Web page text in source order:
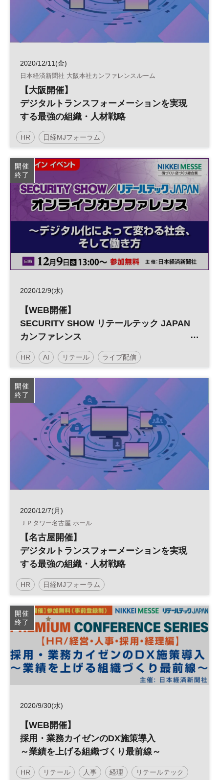
2020/12/11(金)
日本経済新聞社 大阪本社カンファレンスルーム
【大阪開催】
デジタルトランスフォーメーションを実現
する最強の組織・人材戦略
HR 日経MJフォーラム
デジタルトランスフォーメーション 人事 人材
組織
開催
終了
2020/12/9(水)
【WEB開催】
SECURITY SHOW リテールテック JAPAN
カンファレンス
～デジタル化によって変わる社会、そして
働き方
HR AI リテール ライブ配信
デジタルトランスフォーメーション 人工知能 IoT
リテールテック DX 参加無料
開催
終了
2020/12/7(月)
ＪＰタワー名古屋 ホール
【名古屋開催】
デジタルトランスフォーメーションを実現
する最強の組織・人材戦略
HR 日経MJフォーラム
デジタルトランスフォーメーション 人事 人材
組織 参加無料
開催
終了
2020/9/30(水)
【WEB開催】
採用・業務カイゼンのDX施策導入
～業績を上げる組織づくり最前線～
HR リテール 人事 経理 リテールテック